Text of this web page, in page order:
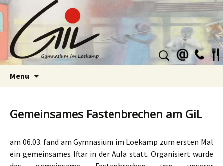
Suchen
nach:
Menu
Gemeinsames Fastenbrechen am GiL
am 06.03. fand am Gymnasium im Loekamp zum ersten Mal
ein gemeinsames Iftar in der Aula statt. Organisiert wurde